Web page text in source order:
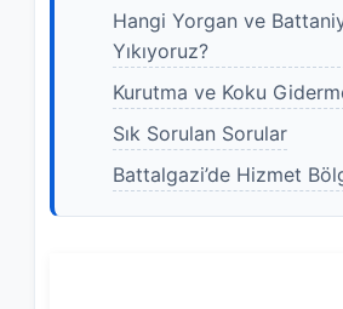
Hangi Yorgan ve
Yıkıyoruz?
Kurutma ve Koku
Sık Sorulan Sorular
Battalgazi’de Hizmet